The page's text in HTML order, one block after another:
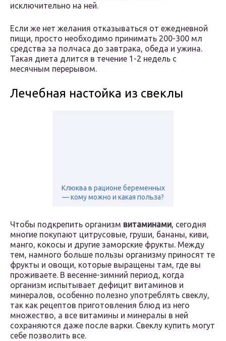
исключительно на ней.
Если же нет желания отказываться от ежедневной
пищи, просто необходимо принимать 200-300 мл
средства за полчаса до завтрака, обеда и ужина.
Такая диета длится в течение 1-2 недель с
месячным перерывом.
Лечебная настойка из свеклы
Клюква в рационе беременных
— кому можно и какая польза?
Чтобы подкрепить организм витаминами, сегодня
многие покупают цитрусовые, груши, бананы, киви,
манго, кокосы и другие заморские фрукты. Между
тем, намного больше пользы организму приносят те
фрукты и овощи, которые выращены там, где вы
проживаете. В весенне-зимний период, когда
организм испытывает дефицит витаминов и
минералов, особенно полезно употреблять свеклу,
так как рецептов приготовления блюд из него
множество, а все витамины и минералы в ней
сохраняются даже после варки. Свеклу купить могут
себе позволить все.